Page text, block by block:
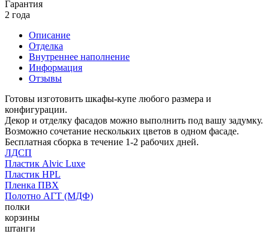
Гарантия
2 года
Описание
Отделка
Внутреннее наполнение
Информация
Отзывы
Готовы изготовить шкафы-купе любого размера и
конфигурации.
Декор и отделку фасадов можно выполнить под вашу задумку.
Возможно сочетание нескольких цветов в одном фасаде.
Бесплатная сборка в течение 1-2 рабочих дней.
ЛДСП
Пластик Alvic Luxe
Пластик HPL
Пленка ПВХ
Полотно АГТ (МДФ)
полки
корзины
штанги